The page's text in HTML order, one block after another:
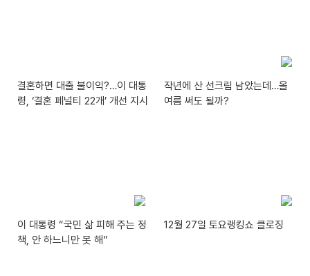
결혼하면 대출 불이익?…이 대통
령, ‘결혼 페널티 22개’ 개선 지시
작년에 산 선크림 남았는데…올
여름 써도 될까?
이 대통령 “국민 삶 피해 주는 정
책, 안 하느니만 못 해”
12월 27일 토요랭킹쇼 클로징